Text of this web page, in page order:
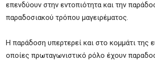
επενδύουν στην εντοπιότητα και την
παραδοσιακού τρόπου μαγειρέματος.
Η παράδοση υπερτερεί και στο κομμάτι της
οποίες πρωταγωνιστικό ρόλο έχουν